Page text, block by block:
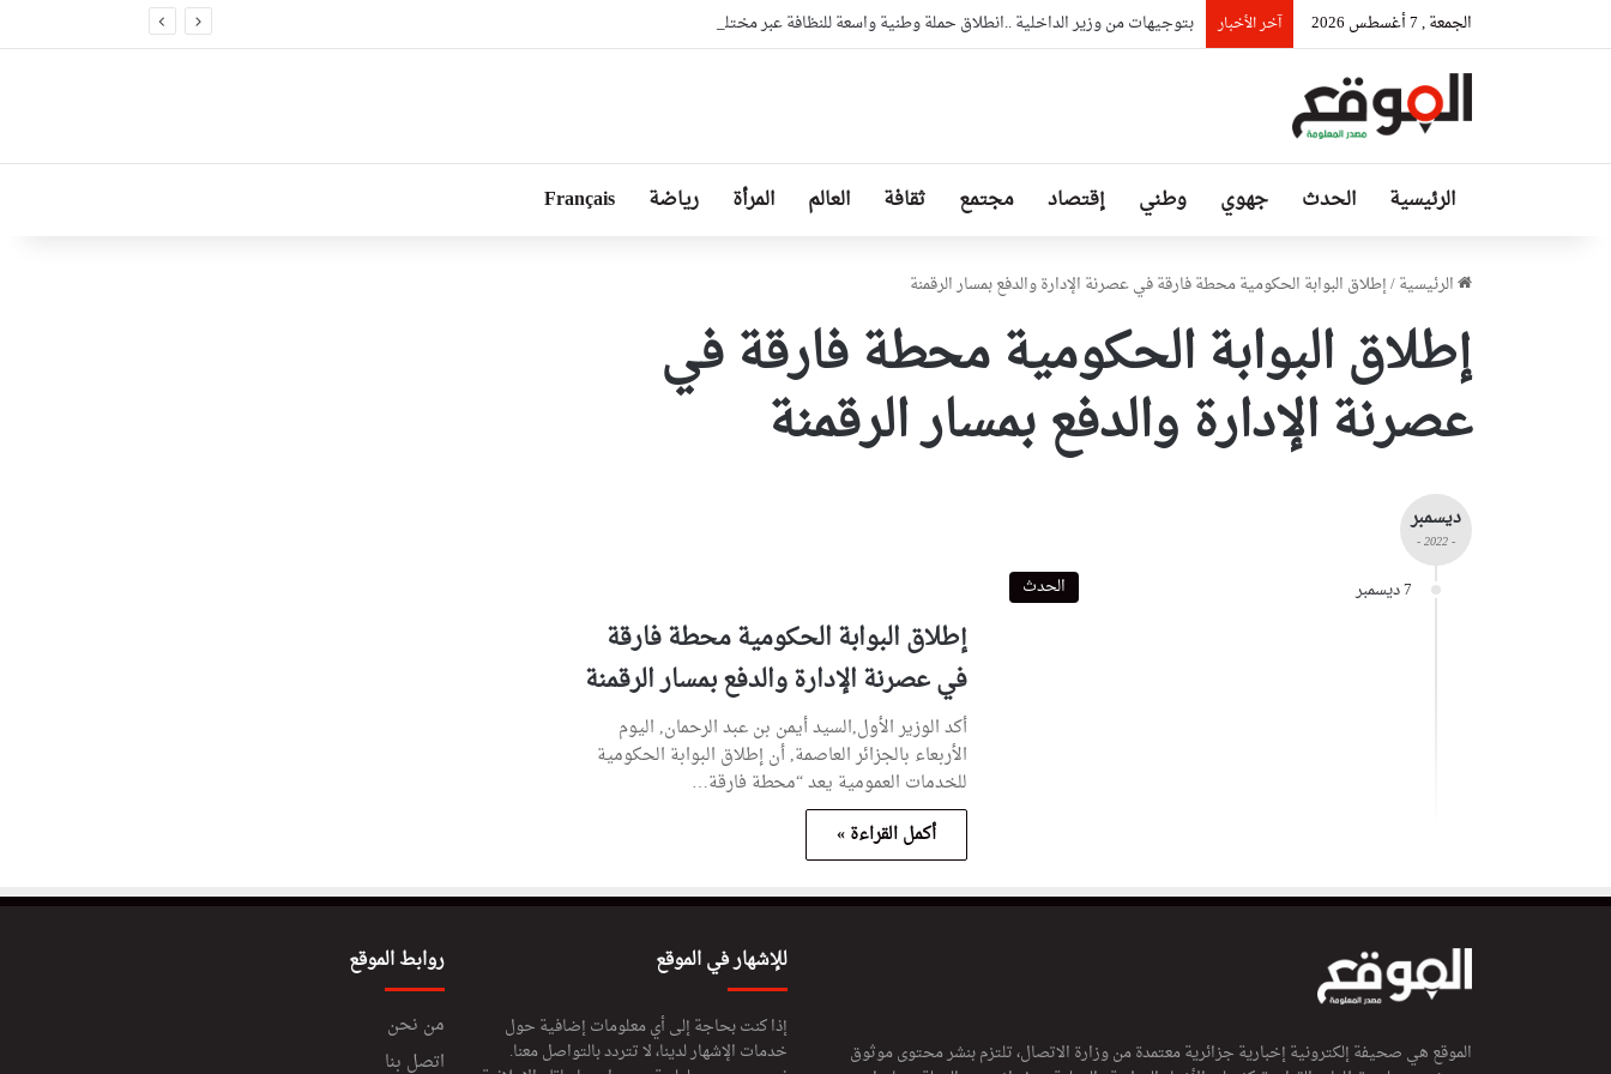
الجمعة , 7 أغسطس 2026 آخر الأخبار بتوجيهات من وزير الداخلية ..انطلاق حملة وطنية واسعة للنظافة عبر مختلف ولايات الوطن
الرئيسية الحدث جهوي وطني إقتصاد مجتمع ثقافة العالم المرأة رياضة Français
الرئيسية/إطلاق البوابة الحكومية محطة فارقة في عصرنة الإدارة والدفع بمسار الرقمنة
إطلاق البوابة الحكومية محطة فارقة في
عصرنة الإدارة والدفع بمسار الرقمنة
ديسمبر
- 2022 -
7 ديسمبر الحدث
إطلاق البوابة الحكومية محطة فارقة
في عصرنة الإدارة والدفع بمسار الرقمنة
أكد الوزير الأول,السيد أيمن بن عبد الرحمان, اليوم
الأربعاء بالجزائر العاصمة, أن إطلاق البوابة الحكومية
للخدمات العمومية يعد “محطة فارقة…
أكمل القراءة »
الموقع هي صحيفة إلكترونية إخبارية جزائرية معتمدة من وزارة الاتصال، تلتزم بنشر محتوى موثوق
للإشهار في الموقع
إذا كنت بحاجة إلى أي معلومات إضافية حول
خدمات الإشهار لدينا، لا تتردد بالتواصل معنا.
روابط الموقع
من نحن
اتصل بنا